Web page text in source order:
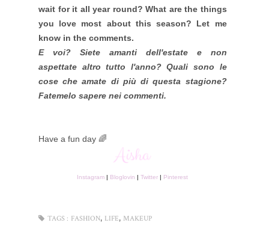
wait for it all year round? What are the things
you love most about this season? Let me
know in the comments.
E voi? Siete amanti dell'estate e non
aspettate altro tutto l'anno? Quali sono le
cose che amate di più di questa stagione?
Fatemelo sapere nei commenti.
Have a fun day 🌈
Instagram | Bloglovin |Twitter | Pinterest
TAGS : FASHION, LIFE, MAKEUP